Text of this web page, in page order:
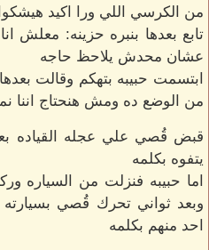
من الكرسي اللي ورا اكيد
تابع بعدها بنبره حزينه:
عشان محدش يلاحظ حاجه
ابتسمت حبيبه بتهكم وقالت
من الوضع ده ومش هنحتاج اننا
قبض قُصي علي عجله القياده
يتفوه بكلمه
اما حبيبه فنزلت من السياره
وبعد ثواني تحرك قُصي
احد منهم بكلمه